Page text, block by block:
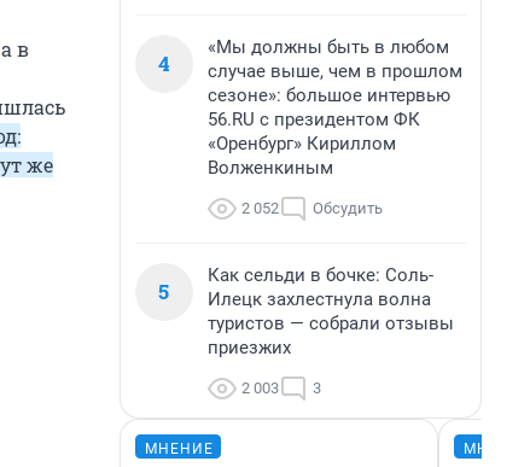
в
же
4
«Мы должны быть в любом
случае выше, чем в прошлом
сезоне»: большое интервью
56.RU с президентом ФК
«Оренбург» Кириллом
Волженкиным
2 052 Обсудить
5
Как сельди в бочке: Соль-
Илецк захлестнула волна
туристов — собрали отзывы
приезжих
2 003 3
МНЕНИЕ